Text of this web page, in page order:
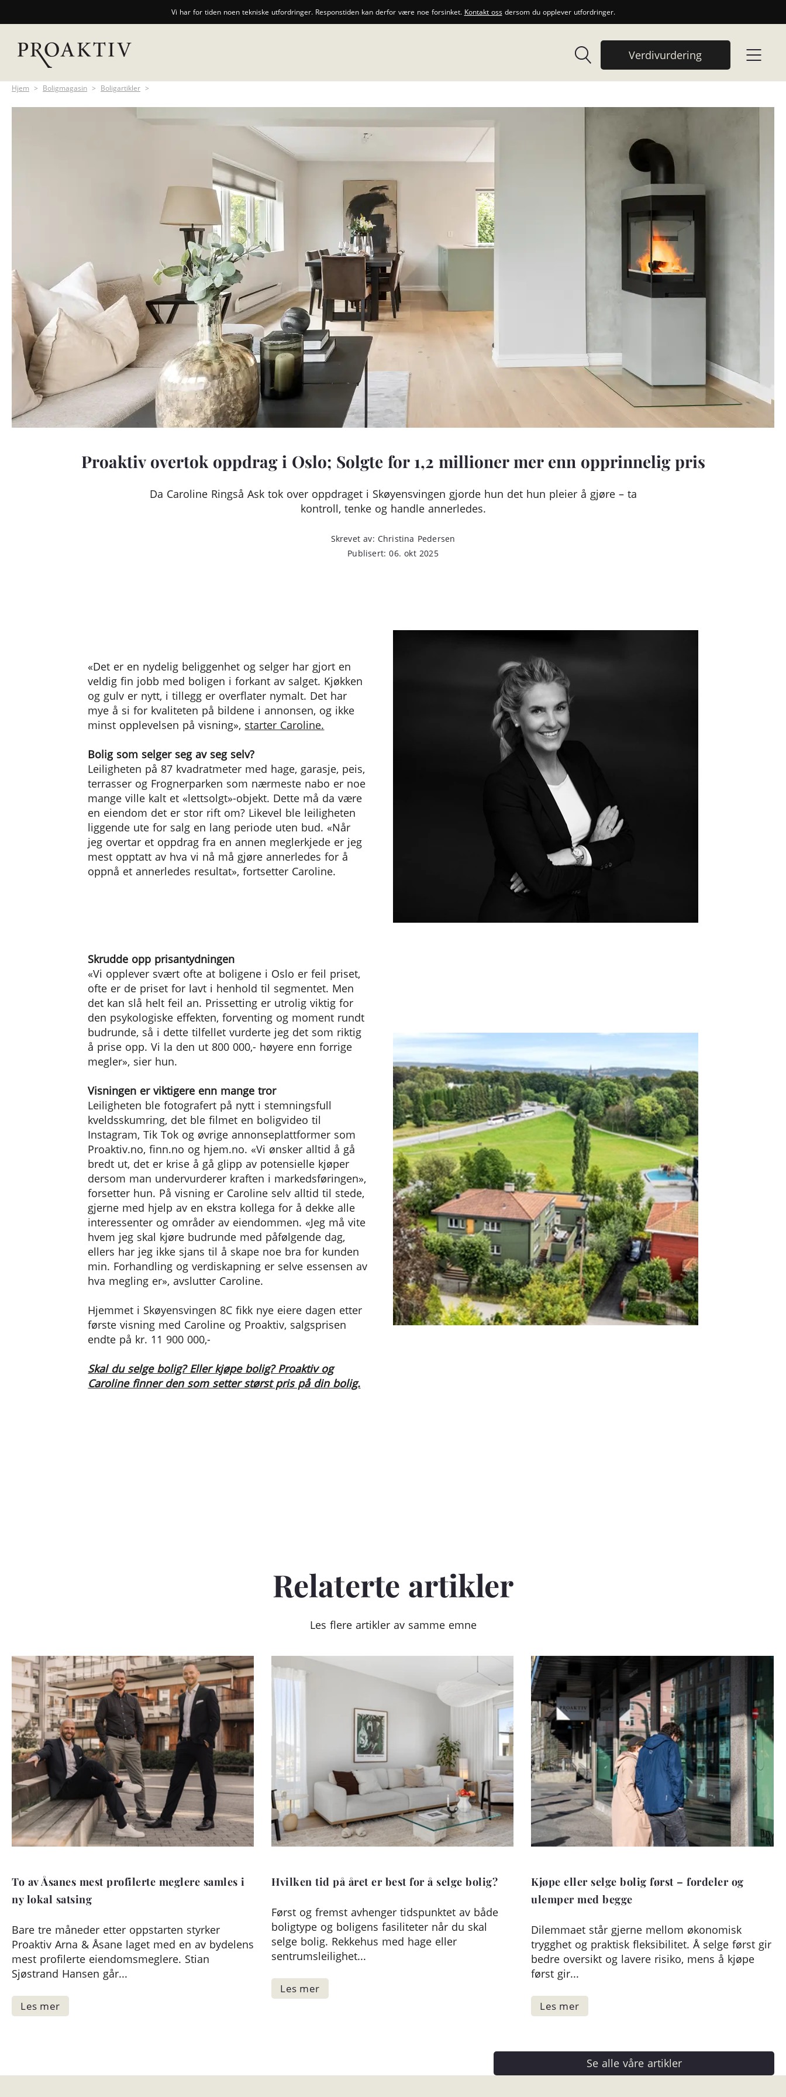
Vi har for tiden noen tekniske utfordringer. Responstiden kan derfor være noe forsinket. Kontakt ossdersom du opplever utfordringer.
Verdivurdering
Hjem > Boligmagasin > Boligartikler >
Proaktiv overtok oppdrag i Oslo; Solgte for 1,2 millioner mer enn opprinnelig pris
Da Caroline Ringså Ask tok over oppdraget i Skøyensvingen gjorde hun det hun pleier å gjøre – ta
kontroll, tenke og handle annerledes.
Skrevet av: Christina Pedersen
Publisert: 06. okt 2025
«Det er en nydelig beliggenhet og selger har gjort en
veldig fin jobb med boligen i forkant av salget. Kjøkken
og gulv er nytt, i tillegg er overflater nymalt. Det har
mye å si for kvaliteten på bildene i annonsen, og ikke
minst opplevelsen på visning», starter Caroline.
Bolig som selger seg av seg selv?
Leiligheten på 87 kvadratmeter med hage, garasje, peis,
terrasser og Frognerparken som nærmeste nabo er noe
mange ville kalt et «lettsolgt»-objekt. Dette må da være
en eiendom det er stor rift om? Likevel ble leiligheten
liggende ute for salg en lang periode uten bud. «Når
jeg overtar et oppdrag fra en annen meglerkjede er jeg
mest opptatt av hva vi nå må gjøre annerledes for å
oppnå et annerledes resultat», fortsetter Caroline.
Skrudde opp prisantydningen
«Vi opplever svært ofte at boligene i Oslo er feil priset,
ofte er de priset for lavt i henhold til segmentet. Men
det kan slå helt feil an. Prissetting er utrolig viktig for
den psykologiske effekten, forventing og moment rundt
budrunde, så i dette tilfellet vurderte jeg det som riktig
å prise opp. Vi la den ut 800 000,- høyere enn forrige
megler», sier hun.
Visningen er viktigere enn mange tror
Leiligheten ble fotografert på nytt i stemningsfull
kveldsskumring, det ble filmet en boligvideo til
Instagram, Tik Tok og øvrige annonseplattformer som
Proaktiv.no, finn.no og hjem.no. «Vi ønsker alltid å gå
bredt ut, det er krise å gå glipp av potensielle kjøper
dersom man undervurderer kraften i markedsføringen»,
forsetter hun. På visning er Caroline selv alltid til stede,
gjerne med hjelp av en ekstra kollega for å dekke alle
interessenter og områder av eiendommen. «Jeg må vite
hvem jeg skal kjøre budrunde med påfølgende dag,
ellers har jeg ikke sjans til å skape noe bra for kunden
min. Forhandling og verdiskapning er selve essensen av
hva megling er», avslutter Caroline.
Hjemmet i Skøyensvingen 8C fikk nye eiere dagen etter
første visning med Caroline og Proaktiv, salgsprisen
endte på kr. 11 900 000,-
Skal du selge bolig? Eller kjøpe bolig? Proaktiv og
Caroline finner den som setter størst pris på din bolig.
Relaterte artikler
Les flere artikler av samme emne
To av Åsanes mest profilerte meglere samles i
ny lokal satsing
Bare tre måneder etter oppstarten styrker
Proaktiv Arna & Åsane laget med en av bydelens
mest profilerte eiendomsmeglere. Stian
Sjøstrand Hansen går...
Hvilken tid på året er best for å selge bolig?
Først og fremst avhenger tidspunktet av både
boligtype og boligens fasiliteter når du skal
selge bolig. Rekkehus med hage eller
sentrumsleilighet...
Kjøpe eller selge bolig først – fordeler og
ulemper med begge
Dilemmaet står gjerne mellom økonomisk
trygghet og praktisk fleksibilitet. Å selge først gir
bedre oversikt og lavere risiko, mens å kjøpe
først gir...
Se alle våre artikler